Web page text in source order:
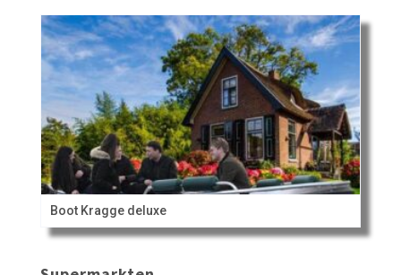
Boot Kragge deluxe